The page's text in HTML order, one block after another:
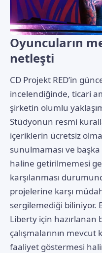
Oyuncuların
netleşti
CD Projekt RED’in
incelendiğinde, ticari
şirketin olumlu
Stüdyonun resmi
içeriklerin ücretsiz
sunulmaması ve
haline getirilmemesi
karşılanması
projelerine karşı
sergilemediği biliniyor.
Liberty için hazırlanan
çalışmalarının
faaliyet göstermesi